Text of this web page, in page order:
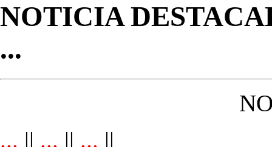
NOTICIA
...
... || ... || ... ||